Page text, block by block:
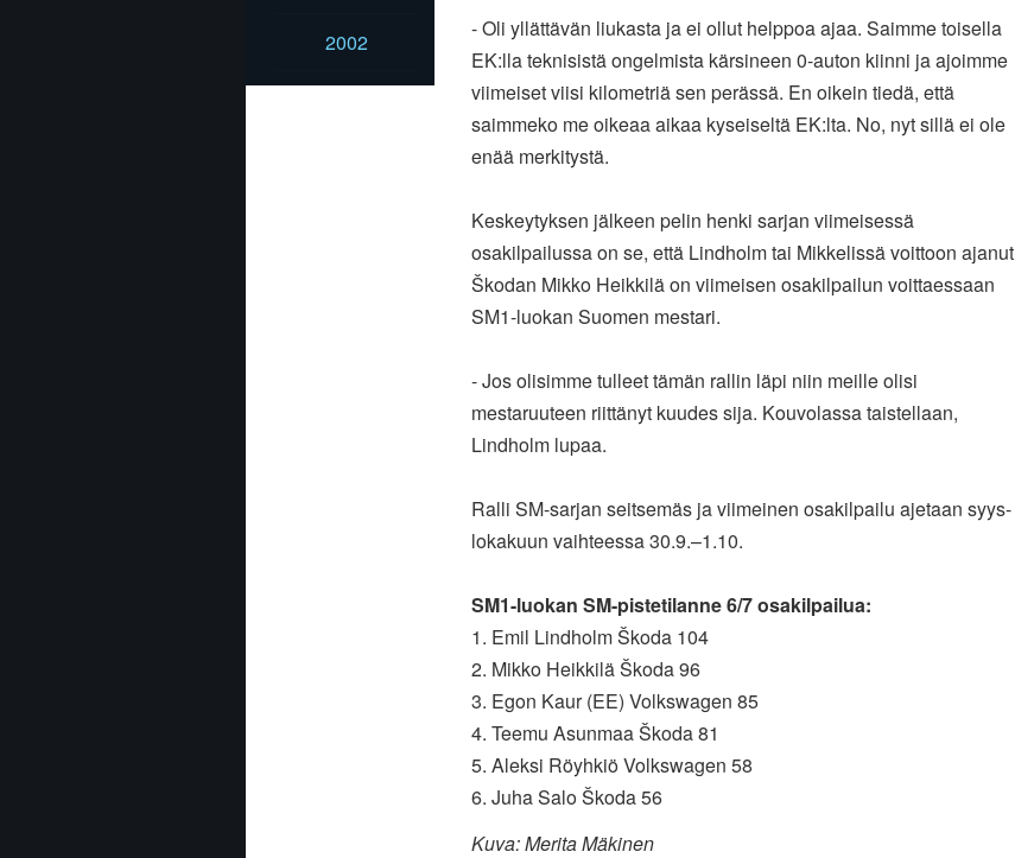
2002
- Oli yllättävän liukasta ja ei ollut helppoa ajaa. Saimme toisella
EK:lla teknisistä ongelmista kärsineen 0-auton kiinni ja ajoimme
viimeiset viisi kilometriä sen perässä. En oikein tiedä, että
saimmeko me oikeaa aikaa kyseiseltä EK:lta. No, nyt sillä ei ole
enää merkitystä.
Keskeytyksen jälkeen pelin henki sarjan viimeisessä
osakilpailussa on se, että Lindholm tai Mikkelissä voittoon ajanut
Škodan Mikko Heikkilä on viimeisen osakilpailun voittaessaan
SM1-luokan Suomen mestari.
- Jos olisimme tulleet tämän rallin läpi niin meille olisi
mestaruuteen riittänyt kuudes sija. Kouvolassa taistellaan,
Lindholm lupaa.
Ralli SM-sarjan seitsemäs ja viimeinen osakilpailu ajetaan syys-
lokakuun vaihteessa 30.9.–1.10.
SM1-luokan SM-pistetilanne 6/7 osakilpailua:
1. Emil Lindholm Škoda 104
2. Mikko Heikkilä Škoda 96
3. Egon Kaur (EE) Volkswagen 85
4. Teemu Asunmaa Škoda 81
5. Aleksi Röyhkiö Volkswagen 58
6. Juha Salo Škoda 56
Kuva: Merita Mäkinen